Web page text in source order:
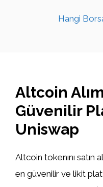
Hangi
Altcoin
Güvenilir
Uniswap
Altcoin tokenını satın
en güvenilir ve likit